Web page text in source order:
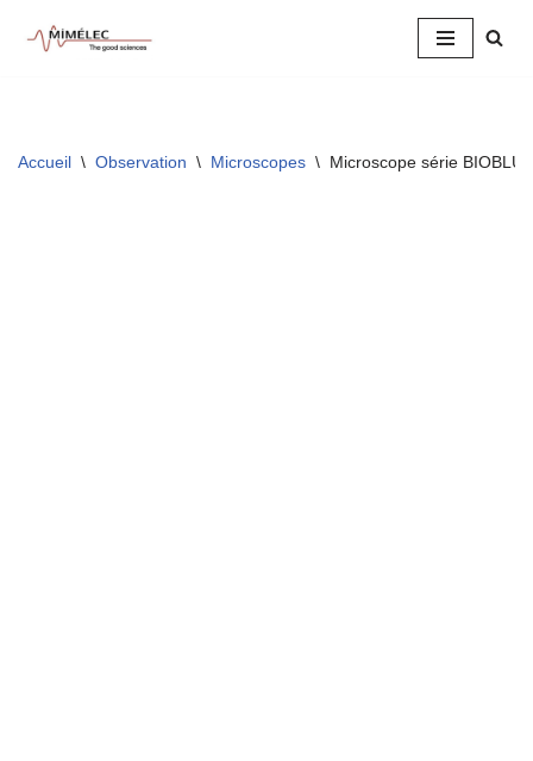
Accueil \ Observation \ Microscopes \ Microscope série